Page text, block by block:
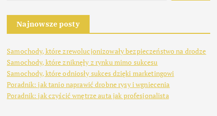
Najnowsze posty
Samochody, które zrewolucjonizowały bezpieczeństwo na drodze
Samochody, które zniknęły z rynku mimo sukcesu
Samochody, które odniosły sukces dzięki marketingowi
Poradnik: jak tanio naprawić drobne rysy i wgniecenia
Poradnik: jak czyścić wnętrze auta jak profesjonalista